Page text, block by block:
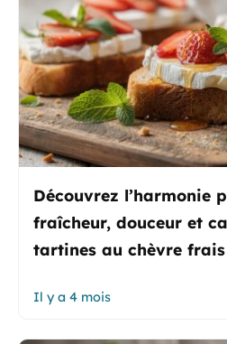
Découvrez l’harmonie
fraîcheur, douceur et
tartines au chèvre
Il y a 4 mois